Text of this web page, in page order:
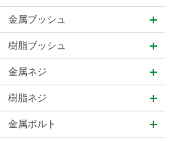
金属ブッシュ
樹脂ブッシュ
金属ネジ
樹脂ネジ
金属ボルト